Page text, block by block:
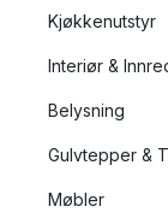
Kjøkkenutstyr
Interiør &
Belysning
Gulvtepper &
Møbler